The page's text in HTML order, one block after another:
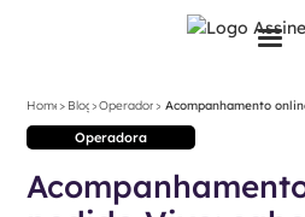
Home> Blog>Operadora> Acompanhamento
Vem aprender!
Operadora